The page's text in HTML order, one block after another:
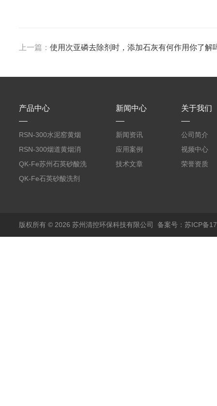
上一篇： 使用次亚磷去除剂时，添加石灰有何作用你了解
产品中心
RSN-300水泥窑黄烟
消除剂
RSN-300烟道黄烟消
除剂销售
QK-Fe苏州石英砂酸洗
剂
QK-Fe石英砂酸洗剂
新闻中心
新闻资讯
应用案例
技术文章
关于我们
公司简介
视频中心
荣誉资质
版权所有 © 2026 苏州清控环保科技有限公司 备案号：苏ICP备